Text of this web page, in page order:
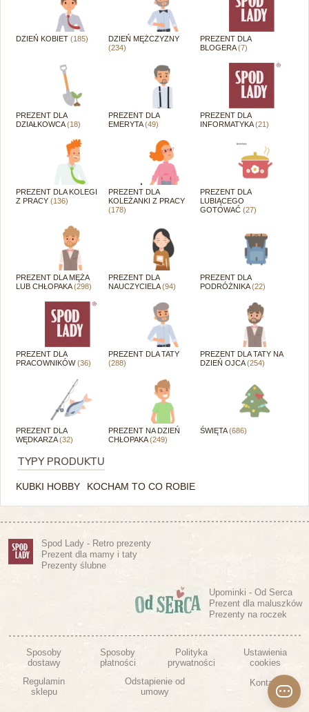
DZIEŃ KOBIET (185)
DZIEŃ MĘŻCZYZNY
(234)
PREZENT DLA
BLOGERA(7)
PREZENT DLA
DZIAŁKOWCA(18)
PREZENT DLA
EMERYTA(49)
PREZENT DLA
INFORMATYKA(21)
PREZENT DLA KOLEGI
Z PRACY (136)
PREZENT DLA
KOLEŻANKI Z PRACY
(178)
PREZENT DLA
LUBIĄCEGO
GOTOWAĆ(27)
PREZENT DLA MĘŻA
LUB CHŁOPAKA(298)
PREZENT DLA
NAUCZYCIELA(94)
PREZENT DLA
PODRÓŻNIKA(22)
PREZENT DLA
PRACOWNIKÓW(36)
PREZENT DLA TATY
(288)
PREZENT DLA TATY NA
DZIEŃ OJCA(254)
PREZENT DLA
WĘDKARZA(32)
PREZENT NA DZIEŃ
CHŁOPAKA(249)
ŚWIĘTA(686)
TYPY PRODUKTU
KUBKI HOBBY KOCHAM TO CO ROBIE
Spod Lady - Retro prezenty
Prezent dla mamy i taty
Prezenty ślubne
Upominki - Od Serca
Prezent dla maluszków
Prezenty na roczek
Sposoby
dostawy
Sposoby
płatności
Polityka
prywatności
Ustawienia
cookies
Regulamin
sklepu
Odstapienie od
umowy
Kontakt